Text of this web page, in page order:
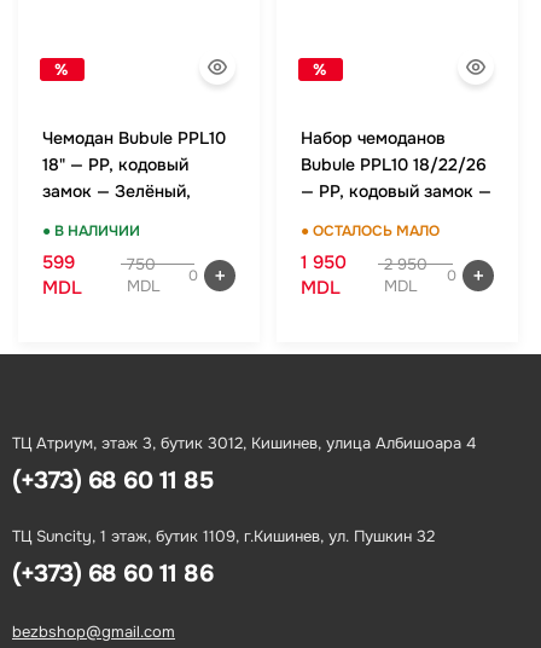
%
Чемодан Bubule PPL10
18" — PP, кодовый
замок — Зелёный,
● В НАЛИЧИИ
599
MDL
750
MDL
0
%
Набор чемоданов
Bubule PPL10 18/22/26
— PP, кодовый замок —
● ОСТАЛОСЬ МАЛО
1 950
MDL
2 950
MDL
0
ТЦ Атриум, этаж 3, бутик 3012, Кишинев, улица Албишоара 4
(+373) 68 60 11 85
ТЦ Suncity, 1 этаж, бутик 1109, г.Кишинев, ул. Пушкин 32
(+373) 68 60 11 86
bezbshop@gmail.com